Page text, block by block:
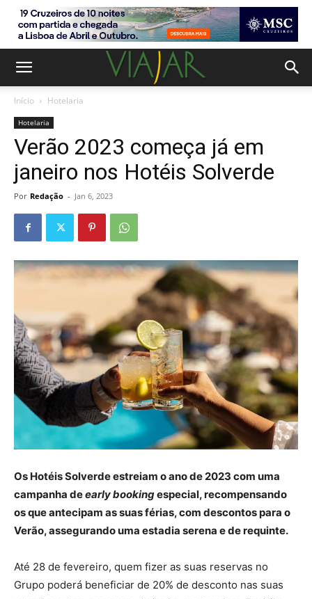
Início Hotelaria
Hotelaria
Verão 2023 começa já em
janeiro nos Hotéis Solverde
Por Redação - Jan 6, 2023
Os Hotéis Solverde estreiam o ano de 2023 com uma
campanha deearly bookingespecial, recompensando
os que antecipam as suas férias, com descontos para o
Verão, assegurando uma estadia serena e de requinte.
Até 28 de fevereiro, quem fizer as suas reservas no
Grupo poderá beneficiar de 20% de desconto nas suas